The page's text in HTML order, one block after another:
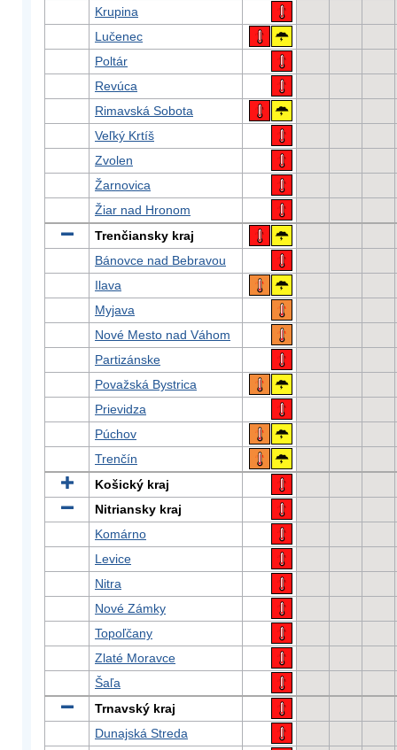
Krupina
Lučenec
Poltár
Revúca
Rimavská Sobota
Veľký Krtíš
Zvolen
Žarnovica
Žiar nad Hronom
Trenčiansky kraj
Bánovce nad Bebravou
Ilava
Myjava
Nové Mesto nad Váhom
Partizánske
Považská Bystrica
Prievidza
Púchov
Trenčín
Košický kraj
Nitriansky kraj
Komárno
Levice
Nitra
Nové Zámky
Topoľčany
Zlaté Moravce
Šaľa
Trnavský kraj
Dunajská Streda